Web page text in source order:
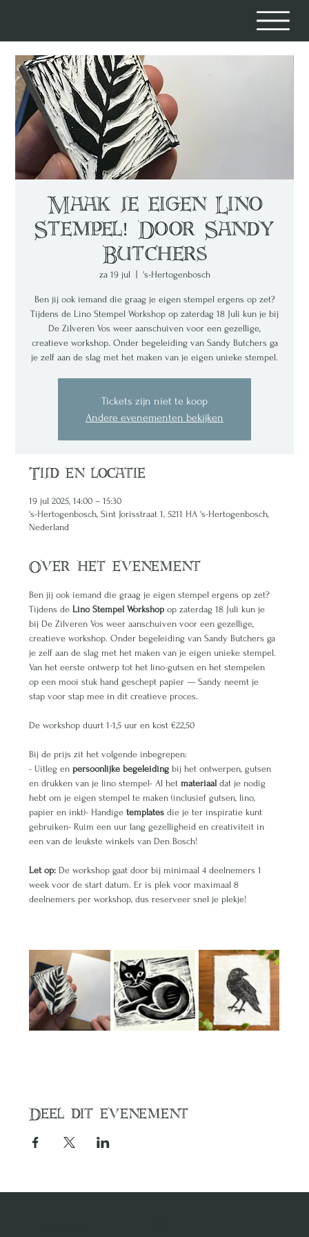
Maak je eigen Lino
Stempel! Door Sandy
Butchers
za 19 jul
  |
's-Hertogenbosch
Ben jij ook iemand die graag je eigen stempel ergens op zet?
Tijdens de Lino Stempel Workshop op zaterdag 18 Juli kun je bij
De Zilveren Vos weer aanschuiven voor een gezellige,
creatieve workshop. Onder begeleiding van Sandy Butchers ga
je zelf aan de slag met het maken van je eigen unieke stempel.
Tickets zijn niet te koop
Andere evenementen bekijken
Tijd en locatie
19 jul 2025, 14:00 – 15:30
's-Hertogenbosch, Sint Jorisstraat 1, 5211 HA 's-Hertogenbosch,
Nederland
Over het evenement
Ben jij ook iemand die graag je eigen stempel ergens op zet?
Tijdens de Lino Stempel Workshop op zaterdag 18 Juli kun je
bij De Zilveren Vos weer aanschuiven voor een gezellige,
creatieve workshop. Onder begeleiding van Sandy Butchers ga
je zelf aan de slag met het maken van je eigen unieke stempel.
Van het eerste ontwerp tot het lino-gutsen en het stempelen
op een mooi stuk hand geschept papier — Sandy neemt je
stap voor stap mee in dit creatieve proces.
De workshop duurt 1-1,5 uur en kost €22,50
Bij de prijs zit het volgende inbegrepen:
- Uitleg en persoonlijke begeleiding bij het ontwerpen, gutsen
en drukken van je lino stempel- Al het materiaal dat je nodig
hebt om je eigen stempel te maken (inclusief gutsen, lino,
papier en inkt)- Handige templates die je ter inspiratie kunt
gebruiken- Ruim een uur lang gezelligheid en creativiteit in
een van de leukste winkels van Den Bosch!
Let op: De workshop gaat door bij minimaal 4 deelnemers 1
week voor de start datum. Er is plek voor maximaal 8
deelnemers per workshop, dus reserveer snel je plekje!
Deel dit evenement